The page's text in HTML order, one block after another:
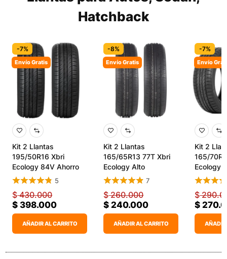
Hatchback
-7%
Envío Gratis
Kit 2 Llantas
195/50R16 Xbri
Ecology 84V Ahorro
Gasolina
5
$430.000
$ 398.000
AÑADIR AL CARRITO
-8%
Envío Gratis
Kit 2 Llantas
165/65R13 77T Xbri
Ecology Alto
Rendimiento
7
$260.000
$ 240.000
AÑADIR AL CARRITO
-7%
Envío
Kit 2
165/
Ecology
$
$
AÑADIR